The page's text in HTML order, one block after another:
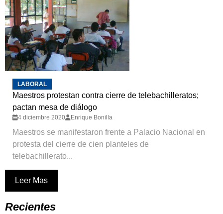
LABORAL
Maestros protestan contra cierre de telebachilleratos;
pactan mesa de diálogo
4 diciembre 2020 Enrique Bonilla
Maestros se manifestaron frente a Palacio Nacional en
protesta del cierre de cien planteles de
telebachillerato...
Leer Mas
Recientes